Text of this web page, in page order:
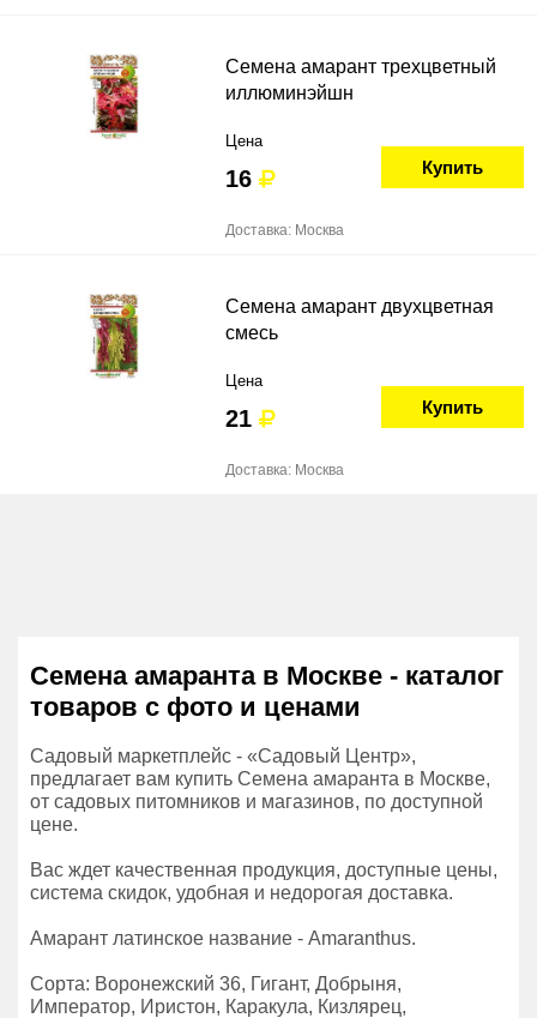
Семена амарант трехцветный
иллюминэйшн
Цена
16 Купить
Доставка: Москва
Семена амарант двухцветная
смесь
Цена
21 Купить
Доставка: Москва
Семена амаранта в Москве - каталог
товаров с фото и ценами
Садовый маркетплейс - «Садовый Центр»,
предлагает вам купить Семена амаранта в Москве,
от садовых питомников и магазинов, по доступной
цене.
Вас ждет качественная продукция, доступные цены,
система скидок, удобная и недорогая доставка.
Амарант латинское название - Amaranthus.
Сорта: Воронежский 36, Гигант, Добрыня,
Император, Иристон, Каракула, Кизлярец,